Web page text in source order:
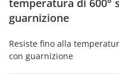
temperatura di 600°
guarnizione
Resiste fino alla
con guarnizione